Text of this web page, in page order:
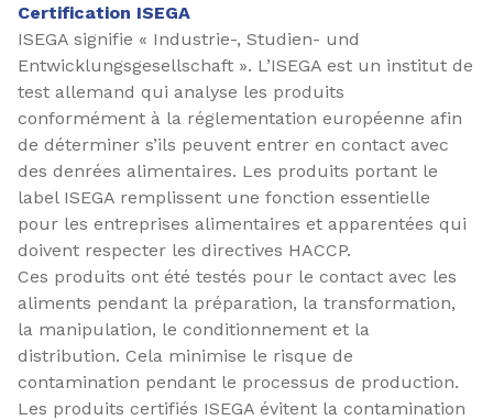
Certification ISEGA
ISEGA signifie « Industrie-, Studien- und
Entwicklungsgesellschaft ». L’ISEGA est un institut de
test allemand qui analyse les produits
conformément à la réglementation européenne afin
de déterminer s’ils peuvent entrer en contact avec
des denrées alimentaires. Les produits portant le
label ISEGA remplissent une fonction essentielle
pour les entreprises alimentaires et apparentées qui
doivent respecter les directives HACCP.
Ces produits ont été testés pour le contact avec les
aliments pendant la préparation, la transformation,
la manipulation, le conditionnement et la
distribution. Cela minimise le risque de
contamination pendant le processus de production.
Les produits certifiés ISEGA évitent la contamination